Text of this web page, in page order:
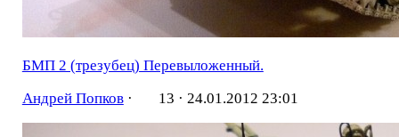
БМП 2 (трезубец) Перевыложенный.
Андрей Попков· 13 · 24.01.2012 23:01